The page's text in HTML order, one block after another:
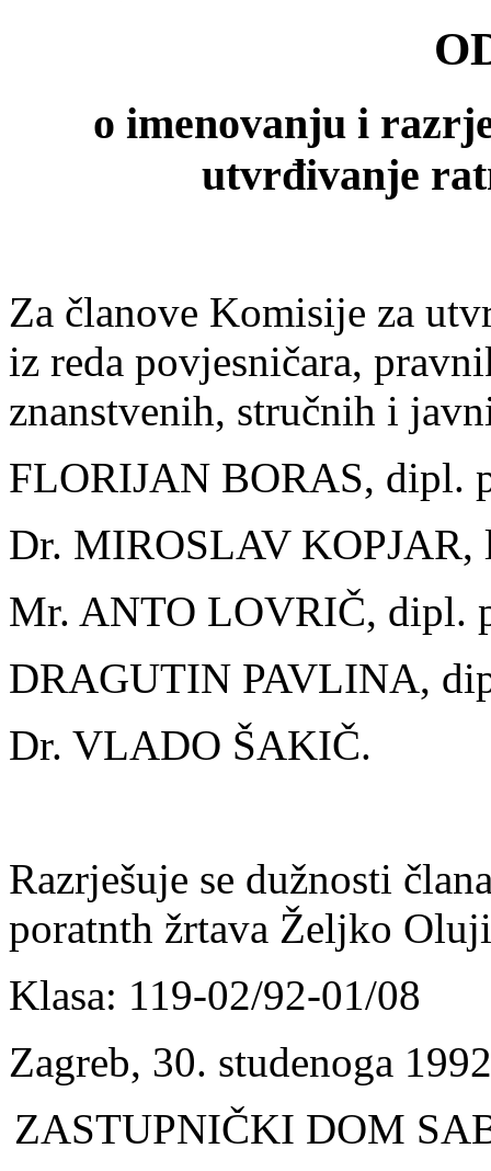
o imenovanju i
utvrđivanje
Za članove Komisije za
iz reda povjesničara,
znanstvenih, stručnih i
FLORIJAN BORAS, dipl.
Dr. MIROSLAV KOPJAR,
Mr. ANTO LOVRIČ, dipl.
DRAGUTIN PAVLINA,
Dr. VLADO ŠAKIČ.
Razrješuje se dužnosti
poratnth žrtava Željko
Klasa: 119-02/92-01/08
Zagreb, 30. studenoga
ZASTUPNIČKI DOM